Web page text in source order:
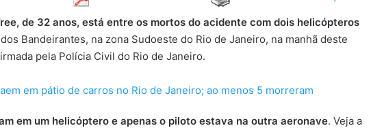
de 32 anos, está entre os mortos do acidente com dois helicópteros
Bandeirantes, na zona Sudoeste do Rio de Janeiro, na manhã deste
pela Polícia Civil do Rio de Janeiro.
em pátio de carros no Rio de Janeiro; ao menos 5 morreram
em um helicóptero e apenas o piloto estava na outra aeronave. Veja a